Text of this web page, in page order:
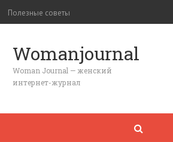
Полезные советы
Womanjournal
Woman Journal — женский
интернет-журнал